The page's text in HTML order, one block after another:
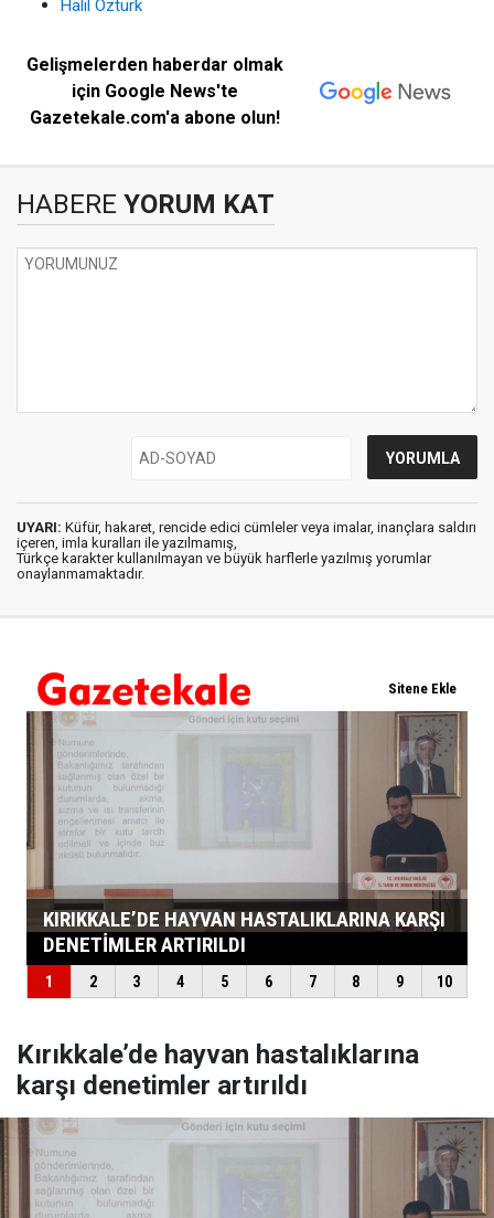
Halil Öztürk
Gelişmelerden haberdar olmak
için Google News'te
Gazetekale.com'a abone olun!
HABERE YORUM KAT
UYARI: Küfür, hakaret, rencide edici cümleler veya imalar, inançlara saldırı
içeren, imla kuralları ile yazılmamış,
Türkçe karakter kullanılmayan ve büyük harflerle yazılmış yorumlar
onaylanmamaktadır.
Kırıkkale’de hayvan hastalıklarına
karşı denetimler artırıldı